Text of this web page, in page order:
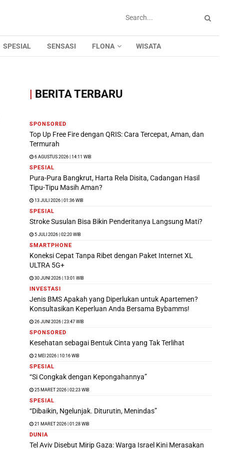
SPESIAL SENSASI FLONA WISATA
| BERITA TERBARU
SPONSORED
Top Up Free Fire dengan QRIS: Cara Tercepat, Aman, dan
Termurah
6 AGUSTUS 2026 | 14:11 WIB
SPESIAL
Pura-Pura Bangkrut, Harta Rela Disita, Cadangan Hasil
Tipu-Tipu Masih Aman?
13 JULI 2026 | 01:36 WIB
SPESIAL
Stroke Susulan Bisa Bikin Penderitanya Langsung Mati?
5 JULI 2026 | 02:20 WIB
SMARTPHONE
Koneksi Cepat Tanpa Ribet dengan Paket Internet XL
ULTRA 5G+
30 JUNI 2026 | 13:01 WIB
INVESTASI
Jenis BMS Apakah yang Diperlukan untuk Apartemen?
Konsultasikan Keperluan Anda Bersama Bybamms!
26 JUNI 2026 | 23:47 WIB
SPONSORED
Kesehatan sebagai Bentuk Cinta yang Tak Terlihat
2 MEI 2026 | 10:16 WIB
SPESIAL
“Si Congkak dengan Kepongahannya”
25 MARET 2026 | 02:23 WIB
SPESIAL
“Dibaikin, Ngelunjak. Diturutin, Menindas”
21 MARET 2026 | 01:28 WIB
DUNIA
Tel Aviv Disebut Mirip Gaza: Warga Israel Kini Merasakan